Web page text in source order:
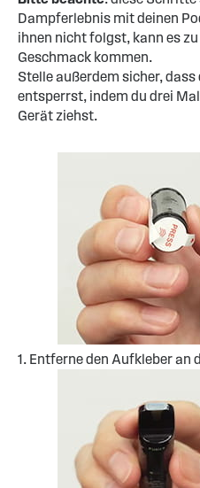
Dampferlebnis mit deinen
ihnen nicht folgst, kann es
Geschmack kommen.
Stelle außerdem sicher,
entsperrst, indem du drei
Gerät ziehst.
1. Entferne den Aufkleber an